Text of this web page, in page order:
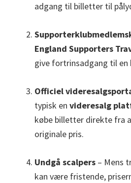
adgang til billetter til
England Supporters
give fortrinsadgang til
Officiel
typisk en videresalg
købe billetter direkte fra
originale pris.
Undgå scalpers – Mens
kan være fristende,